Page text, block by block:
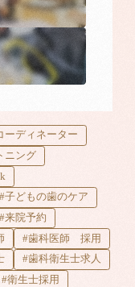
ーディネーター
ニング
#子どもの歯のケア
#来院予約
#歯科医師 採用
#歯科衛生士求人
#衛生士採用